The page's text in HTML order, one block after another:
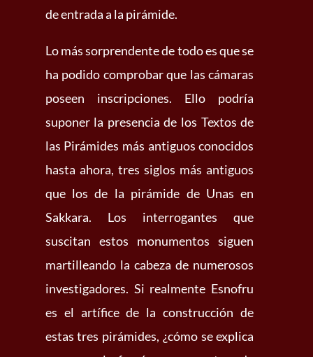
de entrada a la pirámide.
Lo más sorprendente de todo es que se
ha podido comprobar que las cámaras
poseen inscripciones. Ello podría
suponer la presencia de los Textos de
las Pirámides más antiguos conocidos
hasta ahora, tres siglos más antiguos
que los de la pirámide de Unas en
Sakkara. Los interrogantes que
suscitan estos monumentos siguen
martilleando la cabeza de numerosos
investigadores. Si realmente Esnofru
es el artífice de la construcción de
estas tres pirámides, ¿cómo se explica